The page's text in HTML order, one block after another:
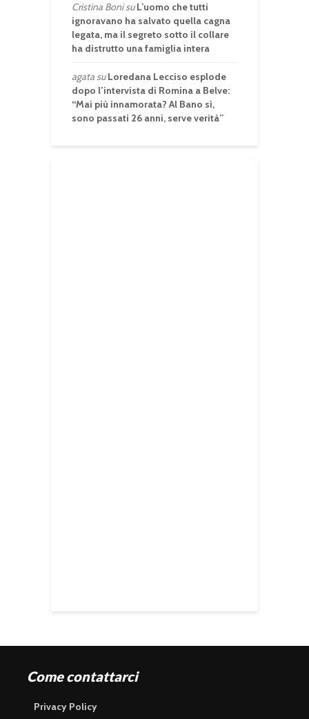
Cristina BonisuL’uomo che tutti
ignoravano ha salvato quella cagna
legata, ma il segreto sotto il collare
ha distrutto una famiglia intera
agatasuLoredana Lecciso esplode
dopo l’intervista di Romina a Belve:
“Mai più innamorata? Al Bano sì,
sono passati 26 anni, serve verità”
Come contattarci
Privacy Policy